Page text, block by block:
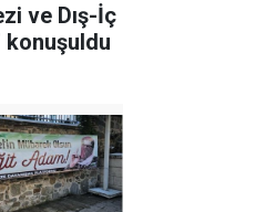
ve Dış-İç
konuşuldu